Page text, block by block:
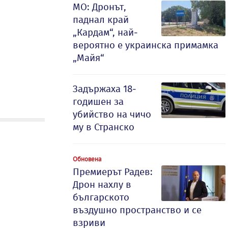
МО: Дронът,
паднал край
„Кардам“, най-
вероятно е украинска примамка
„Майя“
Задържаха 18-
годишен за
убийство на чичо
му в Странско
Обновена
Премиерът Радев:
Дрон нахлу в
българското
въздушно пространство и се
взриви